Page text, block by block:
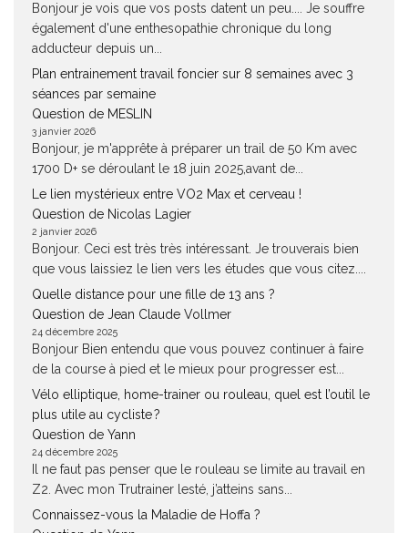
Bonjour je vois que vos posts datent un peu.... Je souffre
également d'une enthesopathie chronique du long
adducteur depuis un...
Plan entrainement travail foncier sur 8 semaines avec 3
séances par semaine
Question de MESLIN
3 janvier 2026
Bonjour, je m'apprête à préparer un trail de 50 Km avec
1700 D+ se déroulant le 18 juin 2025,avant de...
Le lien mystérieux entre VO2 Max et cerveau !
Question de Nicolas Lagier
2 janvier 2026
Bonjour. Ceci est très très intéressant. Je trouverais bien
que vous laissiez le lien vers les études que vous citez....
Quelle distance pour une fille de 13 ans ?
Question de Jean Claude Vollmer
24 décembre 2025
Bonjour Bien entendu que vous pouvez continuer à faire
de la course à pied et le mieux pour progresser est...
Vélo elliptique, home-trainer ou rouleau, quel est l’outil le
plus utile au cycliste ?
Question de Yann
24 décembre 2025
Il ne faut pas penser que le rouleau se limite au travail en
Z2. Avec mon Trutrainer lesté, j’atteins sans...
Connaissez-vous la Maladie de Hoffa ?